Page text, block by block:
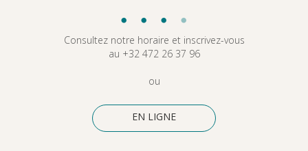
• • • •
Consultez notre horaire et inscrivez-vous
au +32 472 26 37 96
ou
EN LIGNE